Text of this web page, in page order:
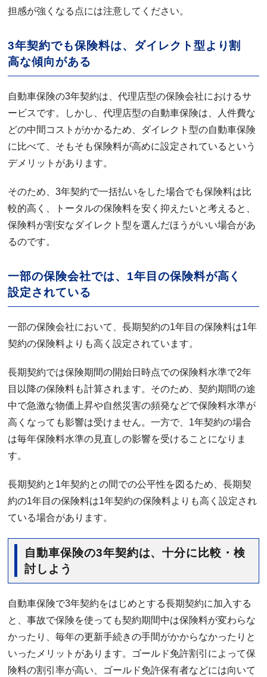
担感が強くなる点には注意してください。
3年契約でも保険料は、ダイレクト型より割
高な傾向がある
自動車保険の3年契約は、代理店型の保険会社におけるサ
ービスです。しかし、代理店型の自動車保険は、人件費な
どの中間コストがかかるため、ダイレクト型の自動車保険
に比べて、そもそも保険料が高めに設定されているという
デメリットがあります。
そのため、3年契約で一括払いをした場合でも保険料は比
較的高く、トータルの保険料を安く抑えたいと考えると、
保険料が割安なダイレクト型を選んだほうがいい場合があ
るのです。
一部の保険会社では、1年目の保険料が高く
設定されている
一部の保険会社において、長期契約の1年目の保険料は1年
契約の保険料よりも高く設定されています。
長期契約では保険期間の開始日時点での保険料水準で2年
目以降の保険料も計算されます。そのため、契約期間の途
中で急激な物価上昇や自然災害の頻発などで保険料水準が
高くなっても影響は受けません。一方で、1年契約の場合
は毎年保険料水準の見直しの影響を受けることになりま
す。
長期契約と1年契約との間での公平性を図るため、長期契
約の1年目の保険料は1年契約の保険料よりも高く設定され
ている場合があります。
自動車保険の3年契約は、十分に比較・検
討しよう
自動車保険で3年契約をはじめとする長期契約に加入する
と、事故で保険を使っても契約期間中は保険料が変わらな
かったり、毎年の更新手続きの手間がかからなかったりと
いったメリットがあります。ゴールド免許割引によって保
険料の割引率が高い、ゴールド免許保有者などには向いて